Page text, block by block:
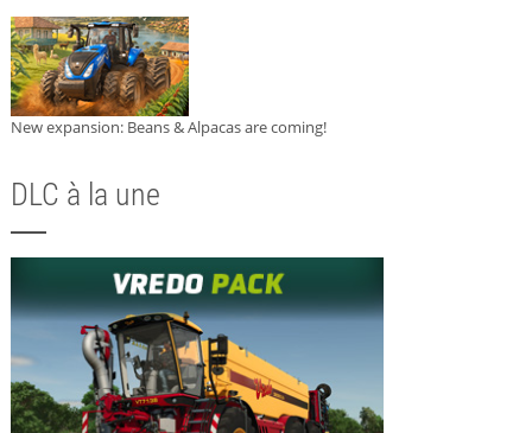
New expansion: Beans & Alpacas are coming!
DLC à la une